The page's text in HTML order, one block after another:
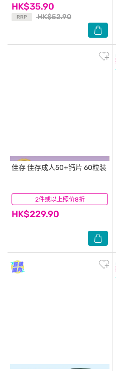
HK$35.90
RRP HK$52.90
2件或以上照价8折
佳存佳存成人50+钙片 60粒装
HK$229.90
(8)